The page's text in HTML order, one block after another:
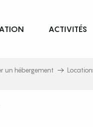
ACTIVITÉS
un hébergement